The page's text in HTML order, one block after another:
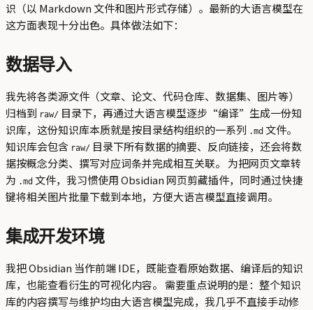
识（以 Markdown 文件和图片形式存储）。最新的大语言模型在
这方面表现十分出色。具体做法如下：
数据导入
我先将各类源文件（文章、论文、代码仓库、数据集、图片等）
归档到 raw/ 目录下，再通过大语言模型逐步“编译”生成一份知
识库，这份知识库本质就是按目录结构组织的一系列 .md 文件。
知识库会包含 raw/ 目录下所有数据的摘要、反向链接，还会将数
据按概念分类、撰写对应词条并完成相互关联。 为把网页文章转
为 .md 文件，我习惯使用 Obsidian 网页剪藏插件，同时通过快捷
键将相关图片批量下载到本地，方便大语言模型直接调用。
集成开发环境
我把 Obsidian 当作前端 IDE，既能查看原始数据、编译后的知识
库，也能查看衍生的可视化内容。 需要重点说明的是：整个知识
库的内容撰写与维护均由大语言模型完成，我几乎不直接手动修